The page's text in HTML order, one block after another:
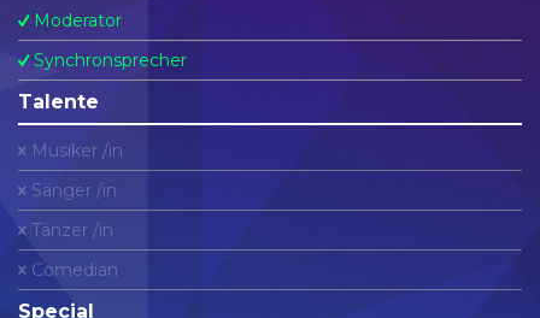
Moderator
Synchronsprecher
Talente
Musiker /in
Sänger /in
Tänzer /in
Comedian
Special